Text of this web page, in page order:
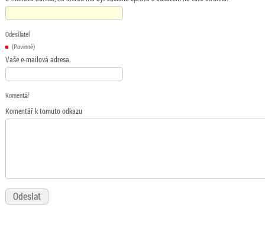
Odesílatel
(Povinné)
Vaše e-mailová adresa.
Komentář
Komentář k tomuto odkazu